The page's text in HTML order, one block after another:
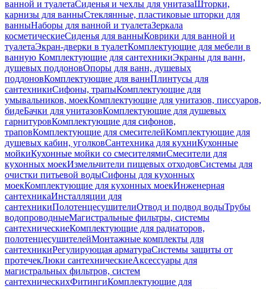
ванной и туалетаСиденья и чехлы для унитазаШторки,
карнизы для ванныСтеклянные, пластиковые шторки для
ванныНаборы для ванной и туалетаЗеркала
косметическиеСиденья для ванныКоврики для ванной и
туалетаЭкран-дверки в туалетКомплектующие для мебели в
ванную Комплектующие для сантехникиЭкраны для ванн,
душевых поддоновОпоры для ванн, душевых
поддоновКомплектующие для ваннПлинтусы для
сантехникиСифоны, трапыКомплектующие для
умывальников, моекКомплектующие для унитазов, писсуаров,
бидеБачки для унитазовКомплектующие для душевых
гарнитуровКомплектующие для сифонов,
траповКомплектующие для смесителейКомплектующие для
душевых кабин, уголковСантехника для кухниКухонные
мойкиКухонные мойки со смесителямиСмесители для
кухонных моекИзмельчители пищевых отходовСистемы для
очистки питьевой водыСифоны для кухонных
моекКомплектующие для кухонных моекИнженерная
сантехникаИнсталляции для
сантехникиПолотенцесушителиОтвод и подвод водыТрубы
водопроводныеМагистральные фильтры, системы
сантехническиеКомплектующие для радиаторов,
полотенцесушителейМонтажные комплекты для
сантехникиРегулирующая арматураСистемы защиты от
протечекЛюки сантехническиеАксессуары для
магистральных фильтров, систем
сантехническихФитингиКомплектующие для